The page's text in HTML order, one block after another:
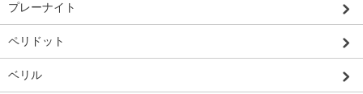
プレーナイト
ペリドット
ベリル